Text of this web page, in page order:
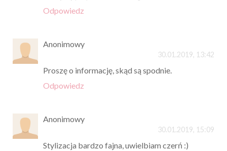
Odpowiedz
Anonimowy
30.01.2019, 13:42
Proszę o informację, skąd są spodnie.
Odpowiedz
Anonimowy
30.01.2019, 15:09
Stylizacja bardzo fajna, uwielbiam czerń :)